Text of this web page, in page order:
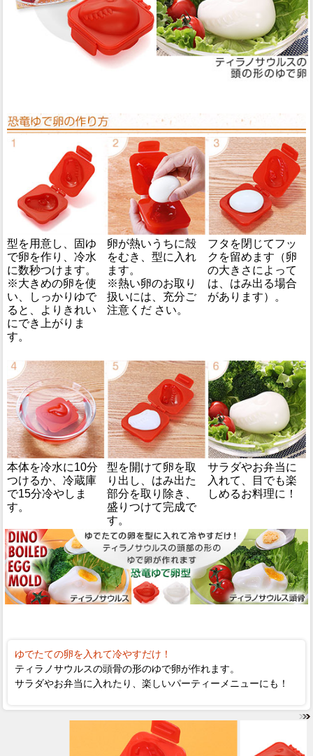
型を用意し、固ゆ
で卵を作り、冷水
に数秒つけます。
※大きめの卵を使
い、しっかりゆで
ると、よりきれい
にでき上がりま
す。
卵が熱いうちに殻
をむき、型に入れ
ます。
※熱い卵のお取り
扱いには、充分ご
注意くだ さい。
フタを閉じてフッ
クを留めます（卵
の大きさによって
は、はみ出る場合
があります）。
本体を冷水に10分
つけるか、冷蔵庫
で15分冷やしま
す。
型を開けて卵を取
り出し、はみ出た
部分を取り除き、
盛りつけて完成で
す。
サラダやお弁当に
入れて、目でも楽
しめるお料理に！
ゆでたての卵を入れて冷やすだけ！
ティラノサウルスの頭骨の形のゆで卵が作れます。
サラダやお弁当に入れたり、楽しいパーティーメニューにも！